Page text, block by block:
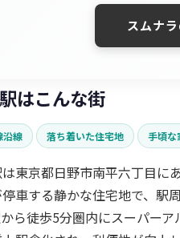
スムナ
はこんな街
沿線 落ち着いた住宅地 手頃な
東京都日野市南平六丁目に
車する静かな住宅地で、駅
ら徒歩5分圏内にスーパー